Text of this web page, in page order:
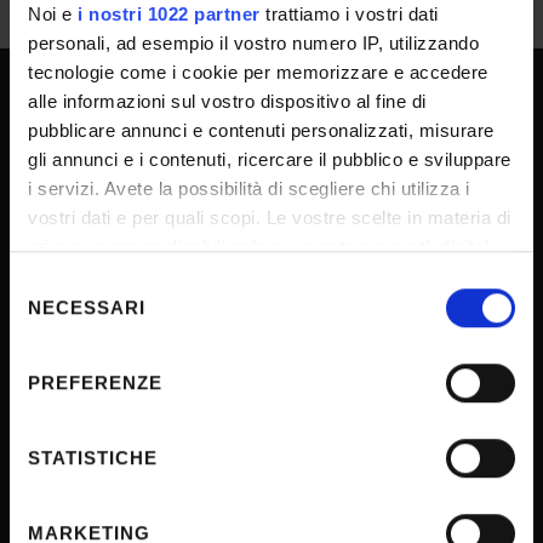
Noi e i nostri 1022 partner trattiamo i vostri dati
personali, ad esempio il vostro numero IP, utilizzando
tecnologie come i cookie per memorizzare e accedere
alle informazioni sul vostro dispositivo al fine di
pubblicare annunci e contenuti personalizzati, misurare
gli annunci e i contenuti, ricercare il pubblico e sviluppare
i servizi. Avete la possibilità di scegliere chi utilizza i
vostri dati e per quali scopi. Le vostre scelte in materia di
privacy sono applicabili solo su questa proprietà digitale
modificare o revocare il proprio consenso in qualsiasi
momento dalla Dichiarazione sui cookie o facendo clic
raccogliere informazioni sulla tua posizione
geografica, con un'approssimazione di qualche
delNECESSARI
PREFERENZE
STATISTICHE
MARKETING
SPORTELLO ATENEO
Amministrazione trasparente
Albo Ufficiale
Concorsi
Atti di notifica
Privacy
Sponsorizzazioni e donazioni